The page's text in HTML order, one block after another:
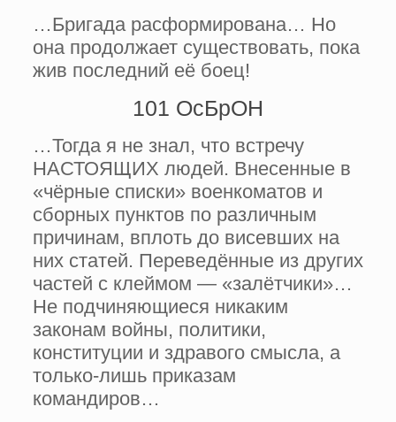
…Бригада расформирована… Но
она продолжает существовать, пока
жив последний её боец!
101 ОсБрОН
…Тогда я не знал, что встречу
НАСТОЯЩИХ людей. Внесенные в
«чёрные списки» военкоматов и
сборных пунктов по различным
причинам, вплоть до висевших на
них статей. Переведённые из других
частей с клеймом — «залётчики»…
Не подчиняющиеся никаким
законам войны, политики,
конституции и здравого смысла, а
только-лишь приказам
командиров…